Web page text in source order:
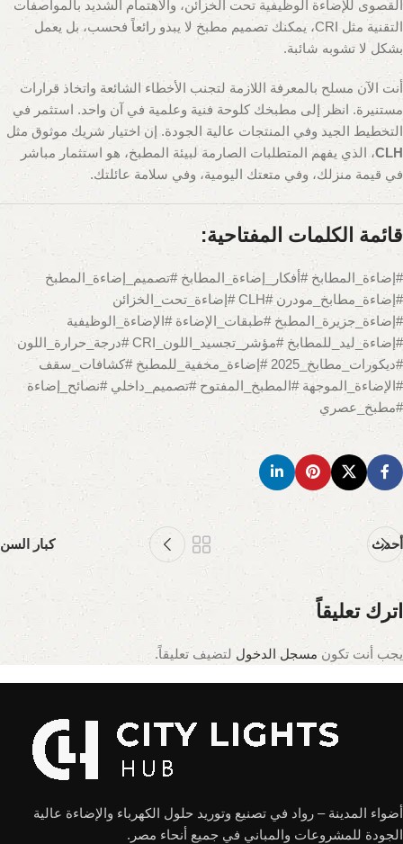
القصوى للإضاءة الوظيفية تحت الخزائن، والاهتمام الشديد بالمواصفات
التقنية مثل CRI، يمكنك تصميم مطبخ لا يبدو رائعاً فحسب، بل يعمل
بشكل لا تشوبه شائبة.
أنت الآن مسلح بالمعرفة اللازمة لتجنب الأخطاء الشائعة واتخاذ قرارات
مستنيرة. انظر إلى مطبخك كلوحة فنية وعلمية في آن واحد. استثمر في
التخطيط الجيد وفي المنتجات عالية الجودة. إن اختيار شريك موثوق مثل
CLH، الذي يفهم المتطلبات الصارمة لبيئة المطبخ، هو استثمار مباشر
في قيمة منزلك، وفي متعتك اليومية، وفي سلامة عائلتك.
قائمة الكلمات المفتاحية:
#إضاءة_المطابخ #أفكار_إضاءة_المطابخ #تصميم_إضاءة_المطبخ
#إضاءة_مطابخ_مودرن #CLH #إضاءة_تحت_الخزائن
#إضاءة_جزيرة_المطبخ #طبقات_الإضاءة #الإضاءة_الوظيفية
#إضاءة_ليد_للمطابخ #مؤشر_تجسيد_اللون_CRI #درجة_حرارة_اللون
#ديكورات_مطابخ_2025 #إضاءة_مخفية_للمطبخ #كشافات_سقف
#الإضاءة_الموجهة #المطبخ_المفتوح #تصميم_داخلي #نصائح_إضاءة
#مطبخ_عصري
أحدث كبار السن
اترك تعليقاً
يجب أنت تكون مسجل الدخول لتضيف تعليقاً.
أضواء المدينة – رواد في تصنيع وتوريد حلول الكهرباء والإضاءة عالية
الجودة للمشروعات والمباني في جميع أنحاء مصر.